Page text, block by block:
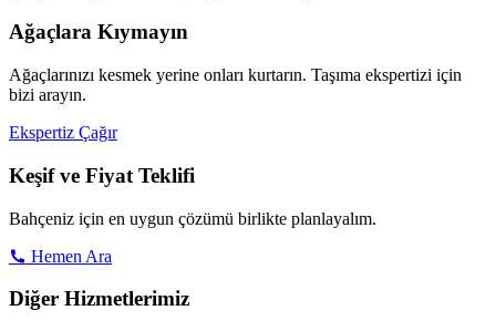
Ağaçlara Kıymayın
Ağaçlarınızı kesmek yerine onları kurtarın. Taşıma ekspertizi için
bizi arayın.
Ekspertiz Çağır
Keşif ve Fiyat Teklifi
Bahçeniz için en uygun çözümü birlikte planlayalım.
Hemen Ara
Diğer Hizmetlerimiz